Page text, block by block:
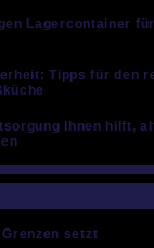
Lagercontainer
Tipps für den
Ihnen hilft,
setzt